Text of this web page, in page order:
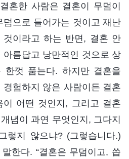
혼한 사람은 결혼이 무덤이
으로 들어가는 것이고 재난
것이라고 하는 반면, 결혼 안
름답고 낭만적인 것으로 상
한껏 품는다. 하지만 결혼을
험하지 않은 사람이든 결혼
어떤 것인지, 그리고 결혼
념이 과연 무엇인지, 그다지
렇지 않으냐? (그렇습니다.)
한다. “결혼은 무덤이고, 씁